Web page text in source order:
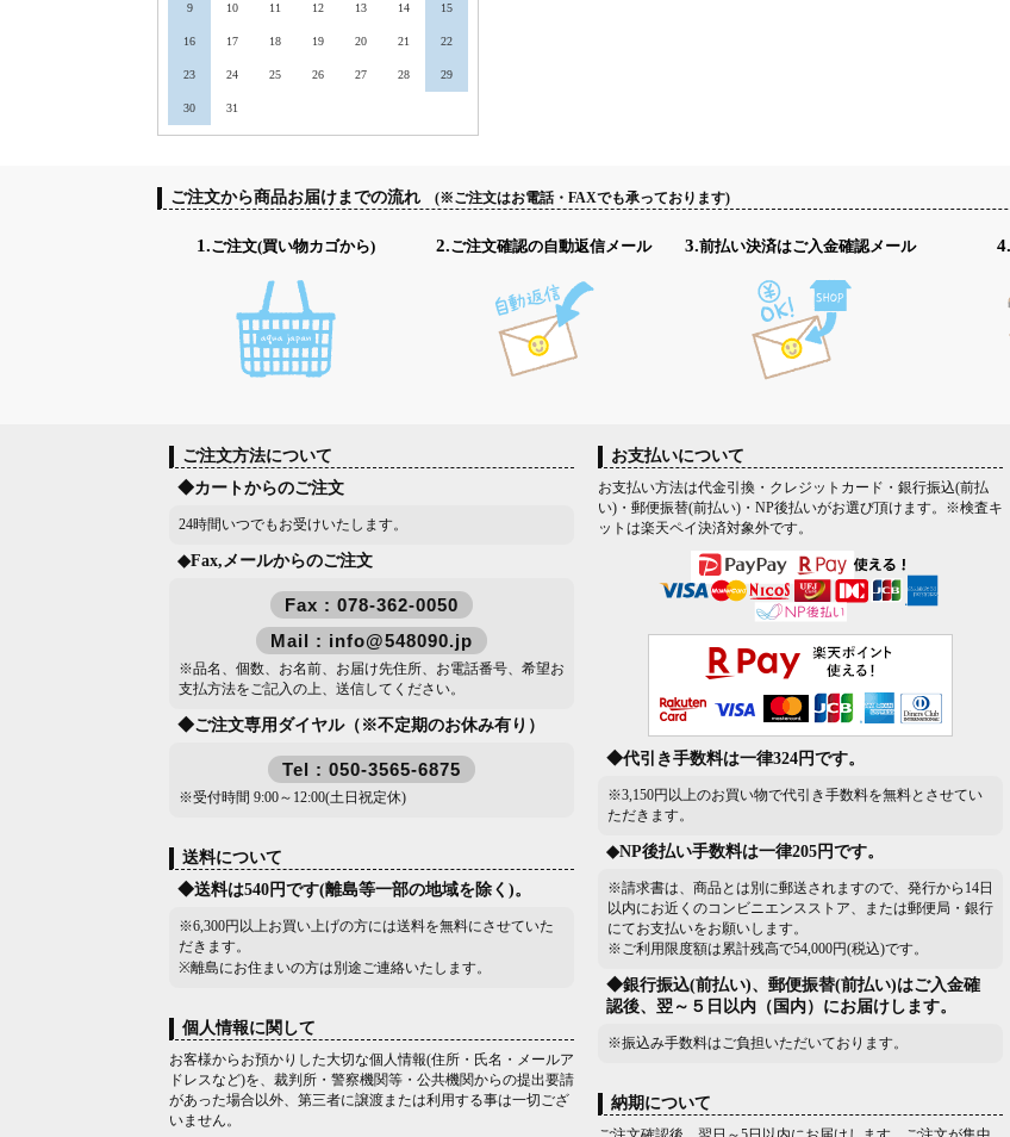
9 10 11 12 13 14 15
16 17 18 19 20 21 22
23 24 25 26 27 28 29
30 31
ご注文から商品お届けまでの流れ (※ご注文はお電話・FAXでも承っております)
1.ご注文(買い物カゴから) 2.ご注文確認の自動返信メール 3.前払い決済はご入金確認メール
ご注文方法について
◆カートからのご注文
24時間いつでもお受けいたします。
◆Fax,メールからのご注文
Fax : 078-362-0050
Mail : info@548090.jp
※品名、個数、お名前、お届け先住所、お電話番号、希望お
支払方法をご記入の上、送信してください。
◆ご注文専用ダイヤル（※不定期のお休み有り）
Tel : 050-3565-6875
※受付時間 9:00～12:00(土日祝定休)
送料について
◆送料は540円です(離島等一部の地域を除く)。
※6,300円以上お買い上げの方には送料を無料にさせていた
だきます。
※離島にお住まいの方は別途ご連絡いたします。
個人情報に関して
お客様からお預かりした大切な個人情報(住所・氏名・メールア
ドレスなど)を、裁判所・警察機関等・公共機関からの提出要請
があった場合以外、第三者に譲渡または利用する事は一切ござ
いません。
お支払いについて
お支払い方法は代金引換・クレジットカード・銀行振込(前払
い)・郵便振替(前払い)・NP後払いがお選び頂けます。※検査キ
ットは楽天ペイ決済対象外です。
◆代引き手数料は一律324円です。
※3,150円以上のお買い物で代引き手数料を無料とさせてい
ただきます。
◆NP後払い手数料は一律205円です。
※請求書は、商品とは別に郵送されますので、発行から14日
以内にお近くのコンビニエンスストア、または郵便局・銀行
にてお支払いをお願いします。
※ご利用限度額は累計残高で54,000円(税込)です。
◆銀行振込(前払い)、郵便振替(前払い)はご入金確
認後、翌～５日以内（国内）にお届けします。
※振込み手数料はご負担いただいております。
納期について